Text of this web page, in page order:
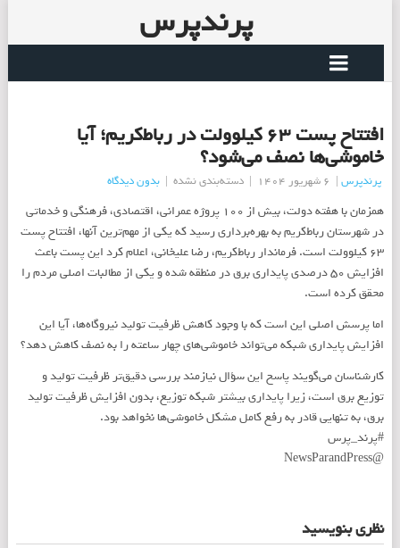
پرندپرس
افتتاح پست ۶۳ کیلوولت در رباط‌کریم؛ آیا
خاموشی‌ها نصف می‌شود؟
پرندپرس| 6 شهریور 1404 | دسته‌بندی نشده | بدون دیدگاه
همزمان با هفته دولت، بیش از ۱۰۰ پروژه عمرانی، اقتصادی، فرهنگی و خدماتی
در شهرستان رباط‌کریم به بهره‌برداری رسید که یکی از مهم‌ترین آنها، افتتاح پست
۶۳ کیلوولت است. فرماندار رباط‌کریم، رضا علیخانی، اعلام کرد این پست باعث
افزایش ۵۰ درصدی پایداری برق در منطقه شده و یکی از مطالبات اصلی مردم را
محقق کرده است.
اما پرسش اصلی این است که با وجود کاهش ظرفیت تولید نیروگاه‌ها، آیا این
افزایش پایداری شبکه می‌تواند خاموشی‌های چهار ساعته را به نصف کاهش دهد؟
کارشناسان می‌گویند پاسخ این سؤال نیازمند بررسی دقیق‌تر ظرفیت تولید و
توزیع برق است، زیرا پایداری بیشتر شبکه توزیع، بدون افزایش ظرفیت تولید
برق، به تنهایی قادر به رفع کامل مشکل خاموشی‌ها نخواهد بود.
#پرند_پرس
@NewsParandPress
نظری بنویسید